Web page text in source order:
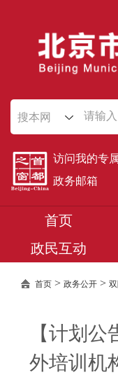
搜本网
访问我的专
政务邮箱
首页
政民互动
首页 > 政务公开 >
【计划
外培训机